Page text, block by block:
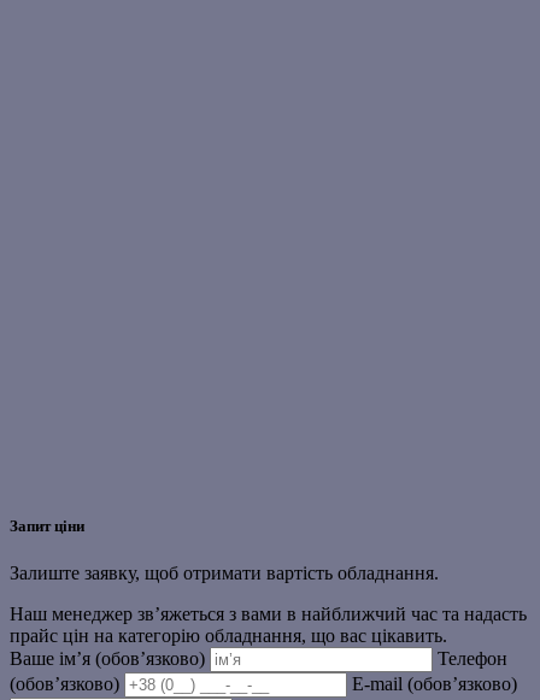
Запит ціни
Залиште заявку, щоб отримати вартість обладнання.
Наш менеджер зв’яжеться з вами в найближчий час та надасть
прайс цін на категорію обладнання, що вас цікавить.
Ваше ім’я (обов’язково)
Телефон
(обов’язково)
E-mail (обов’язково)